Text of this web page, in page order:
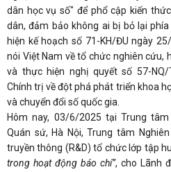
dân học vụ số" để phổ cập kiến
dân, đảm bảo không ai bị bỏ lại
hiện kế hoạch số 71-KH/ĐU ngày
nói Việt Nam về tổ chức nghiên cứu,
và thực hiện nghị quyết số 57-
Chính trị về đột phá phát triển khoa
và chuyển đổi số quốc gia.
Hôm nay, 03/6/2025 tại Trung
Quán sứ, Hà Nội, Trung tâm
truyền thông (R&D) tổ chức lớp tập
trong hoạt động báo chí”, cho Lãnh